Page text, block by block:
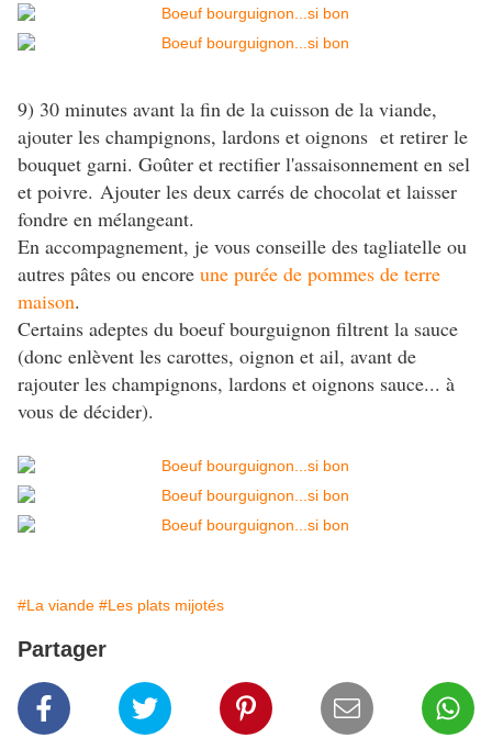
9) 30 minutes avant la fin de la cuisson de la viande,
ajouter les champignons, lardons et oignons et retirer le
bouquet garni. Goûter et rectifier l'assaisonnement en sel
et poivre. Ajouter les deux carrés de chocolat et laisser
fondre en mélangeant.
En accompagnement, je vous conseille des tagliatelle ou
autres pâtes ou encore une purée de pommes de terre
maison.
Certains adeptes du boeuf bourguignon filtrent la sauce
(donc enlèvent les carottes, oignon et ail, avant de
rajouter les champignons, lardons et oignons sauce... à
vous de décider).
#La viande #Les plats mijotés
Partager